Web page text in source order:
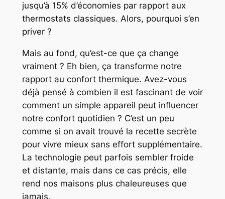
jusqu’à 15% d’économies par rapport aux
thermostats classiques. Alors, pourquoi s’en
priver ?
Mais au fond, qu’est-ce que ça change
vraiment ? Eh bien, ça transforme notre
rapport au confort thermique. Avez-vous
déjà pensé à combien il est fascinant de voir
comment un simple appareil peut influencer
notre confort quotidien ? C’est un peu
comme si on avait trouvé la recette secrète
pour vivre mieux sans effort supplémentaire.
La technologie peut parfois sembler froide
et distante, mais dans ce cas précis, elle
rend nos maisons plus chaleureuses que
jamais.